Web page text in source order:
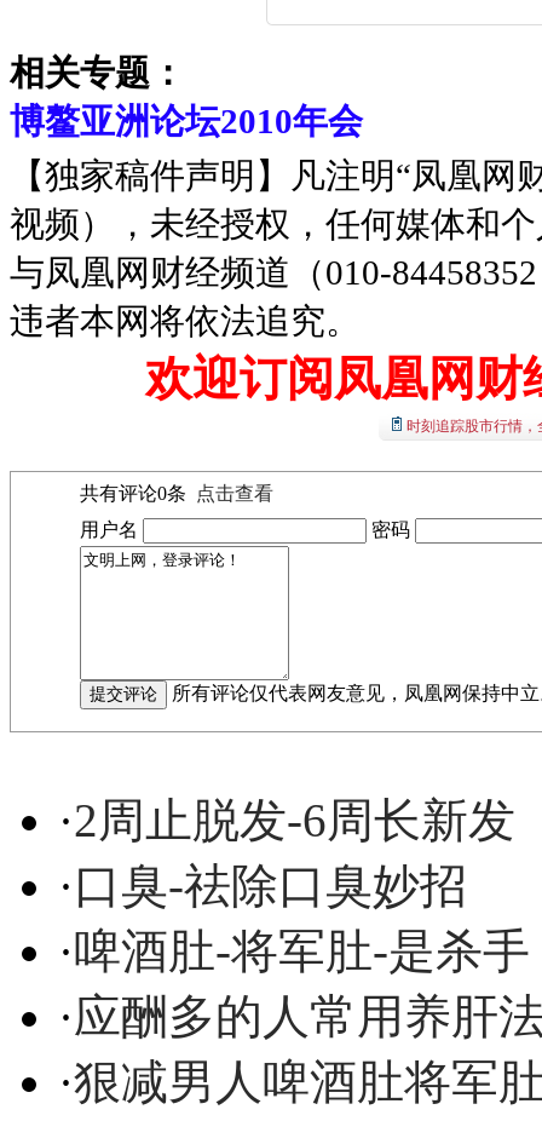
相关专题：
博鳌亚洲论坛2010年会
【独家稿件声明】凡注明“凤凰
视频），未经授权，任何媒体和
与凤凰网财经频道（010-
违者本网将依法追究。
欢迎订阅凤凰网财
时刻追踪股市行情
共有评论0条
点击查看
用户名
密码
所有评论仅代表网友意见，凤凰网保持中
·2周止脱发-6周长新发
·口臭-祛除口臭妙招
·啤酒肚-将军肚-是杀手
·应酬多的人常用养肝
·狠减男人啤酒肚将军